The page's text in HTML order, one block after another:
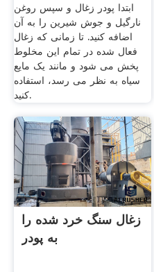
ابتدا پودر زغال و سپس روغن
نارگیل و جوش شیرین را به آن
اضافه کنید. تا زمانی که زغال
فعال شده در تمام این مخلوط
پخش می شود و مانند یک مایع
سیاه به نظر می رسد، استفاده
کنید.
زغال سنگ خرد شده را
به پودر